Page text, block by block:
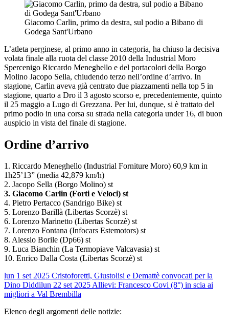
Giacomo Carlin, primo da destra, sul podio a Bibano di
Godega Sant'Urbano
L’atleta perginese, al primo anno in categoria, ha chiuso la decisiva
volata finale alla ruota del classe 2010 della Industrial Moro
Spercenigo Riccardo Meneghello e del portacolori della Borgo
Molino Jacopo Sella, chiudendo terzo nell’ordine d’arrivo. In
stagione, Carlin aveva già centrato due piazzamenti nella top 5 in
stagione, quarto a Dro il 3 agosto scorso e, precedentemente, quinto
il 25 maggio a Lugo di Grezzana. Per lui, dunque, si è trattato del
primo podio in una corsa su strada nella categoria under 16, di buon
auspicio in vista del finale di stagione.
Ordine d’arrivo
1. Riccardo Meneghello (Industrial Forniture Moro) 60,9 km in
1h25’13” (media 42,879 km/h)
2. Jacopo Sella (Borgo Molino) st
3. Giacomo Carlin (Forti e Veloci) st
4. Pietro Pertacco (Sandrigo Bike) st
5. Lorenzo Barillà (Libertas Scorzè) st
6. Lorenzo Marinetto (Libertas Scorzè) st
7. Lorenzo Fontana (Infocars Estemotors) st
8. Alessio Borile (Dp66) st
9. Luca Bianchin (La Termopiave Valcavasia) st
10. Enrico Dalla Costa (Libertas Scorzè) st
lun 1 set 2025 Cristoforetti, Giustolisi e Demattè convocati per la
Dino Diddilun 22 set 2025Allievi: Francesco Covi (8°) in scia ai
migliori a Val Brembilla
Elenco degli argomenti delle notizie: